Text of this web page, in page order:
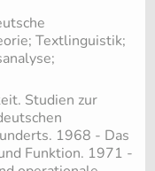
Textlinguistik;
Studien zur
1968 - Das
Funktion. 1971 -